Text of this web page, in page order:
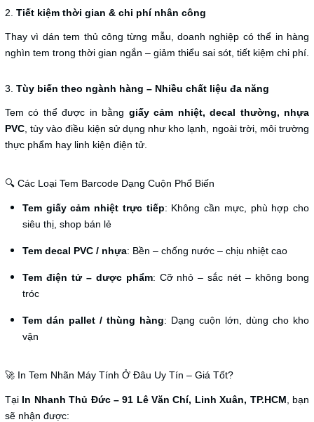
2. Tiết kiệm thời gian & chi phí nhân công
Thay vì dán tem thủ công từng mẫu, doanh nghiệp có thể in hàng
nghìn tem trong thời gian ngắn – giảm thiểu sai sót, tiết kiệm chi phí.
3. Tùy biến theo ngành hàng – Nhiều chất liệu đa năng
Tem có thể được in bằng giấy cảm nhiệt, decal thường, nhựa
PVC , tùy vào điều kiện sử dụng như kho lạnh, ngoài trời, môi trường
thực phẩm hay linh kiện điện tử.
🔍 Các Loại Tem Barcode Dạng Cuộn Phổ Biến
Tem giấy cảm nhiệt trực tiếp: Không cần mực, phù hợp cho
siêu thị, shop bán lẻ
Tem decal PVC / nhựa: Bền – chống nước – chịu nhiệt cao
Tem điện tử – dược phẩm: Cỡ nhỏ – sắc nét – không bong
tróc
Tem dán pallet / thùng hàng: Dạng cuộn lớn, dùng cho kho
vận
🚀 In Tem Nhãn Máy Tính Ở Đâu Uy Tín – Giá Tốt?
Tại In Nhanh Thủ Đức – 91 Lê Văn Chí, Linh Xuân, TP.HCM , bạn
sẽ nhận được: